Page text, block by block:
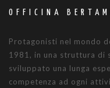
OFFICINA
Protagonisti nel mondo
1981, in una struttura di
sviluppato una lunga
competenza ad ogni